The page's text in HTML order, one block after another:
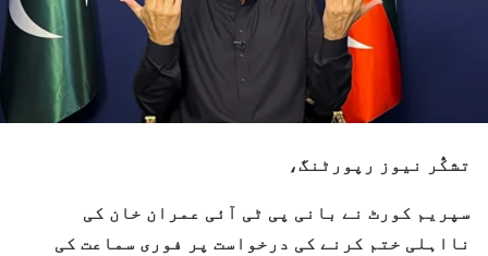
تشکُّر نیوز رپورٹنگ،
سپریم کورٹ نے بانی پی ٹی آئی عمران خان کی
نااہلی ختم کرنے کی درخواست پر فوری سماعت کی